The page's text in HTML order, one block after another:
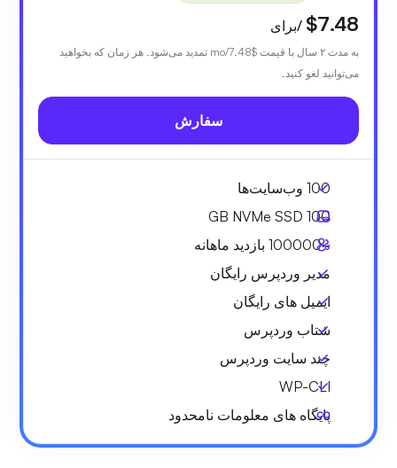
$7.48 /برای
به مدت ۲ سال با قیمت $7.48
/mo تمدید می‌شود. هر زمان که بخواهید
می‌توانید لغو کنید.
سفارش
100 وب‌سایت‌ها
100 GB
NVMe SSD
~100000
بازدید ماهانه
مدیر وردپرس رایگان
ایمیل های رایگان
شتاب وردپرس
چند سایت وردپرس
WP-CLI
پایگاه های معلومات نامحدود